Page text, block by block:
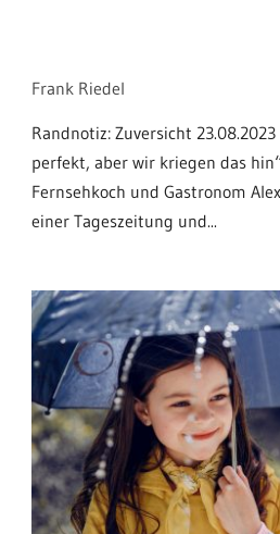
Frank Riedel
Randnotiz: Zuversicht
perfekt, aber wir kriegen das
Fernsehkoch und Gastronom
einer Tageszeitung und...